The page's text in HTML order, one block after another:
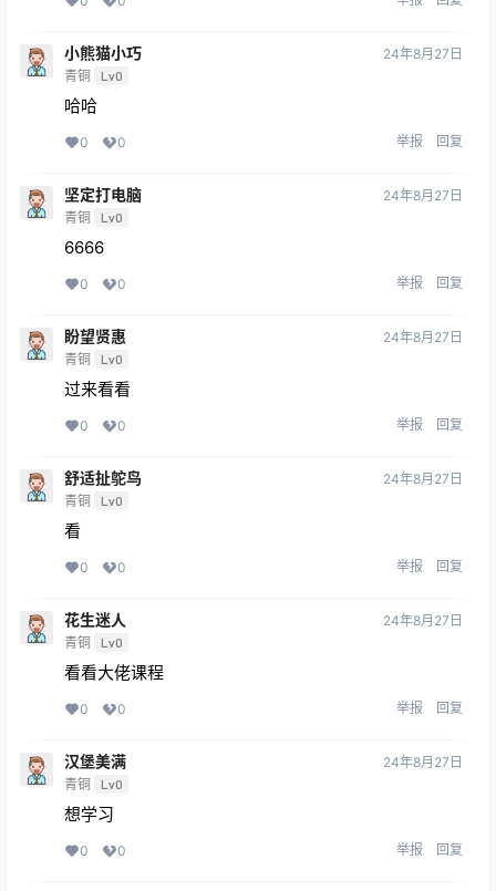
小熊猫小巧
青铜 Lv0
24年8月27日
哈哈
0 0 举报 回复
坚定打电脑
青铜 Lv0
24年8月27日
6666
0 0 举报 回复
盼望贤惠
青铜 Lv0
24年8月27日
过来看看
0 0 举报 回复
舒适扯鸵鸟
青铜 Lv0
24年8月27日
看
0 0 举报 回复
花生迷人
青铜 Lv0
24年8月27日
看看大佬课程
0 0 举报 回复
汉堡美满
青铜 Lv0
24年8月27日
想学习
0 0 举报 回复